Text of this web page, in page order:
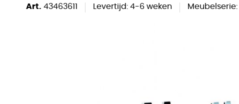
Art. 43463611 Levertijd: 4-6 weken Meubelserie: